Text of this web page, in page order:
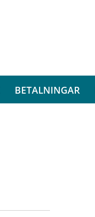
BETALNINGAR